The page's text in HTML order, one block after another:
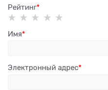
Рейтинг
Имя
Электронный адрес